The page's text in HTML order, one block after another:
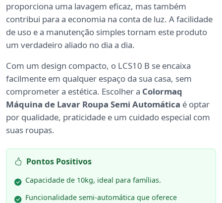
proporciona uma lavagem eficaz, mas também
contribui para a economia na conta de luz. A facilidade
de uso e a manutenção simples tornam este produto
um verdadeiro aliado no dia a dia.
Com um design compacto, o LCS10 B se encaixa
facilmente em qualquer espaço da sua casa, sem
comprometer a estética. Escolher a Colormaq
Máquina de Lavar Roupa Semi Automática é optar
por qualidade, praticidade e um cuidado especial com
suas roupas.
Pontos Positivos
Capacidade de 10kg, ideal para famílias.
Funcionalidade semi-automática que oferece